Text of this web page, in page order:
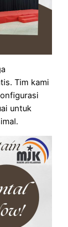
Tim kami
untuk